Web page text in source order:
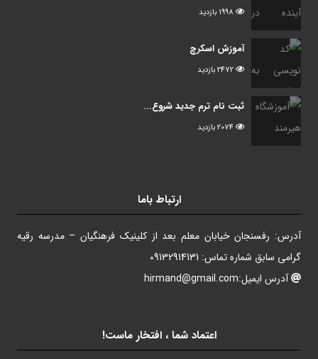
1998 بازدید
آموزش اسکرچ
2472 بازدید
ثبت نام ترم جدید شروع...
2074 بازدید
ارتباط باما
آدرس: رفسنجان خیابان معلم بعد از کلینیک فرهنگیان – مدرسه رقیه
گرامی سابق شماره تماس: 09132914131
آدرس ایمیل:hirmand@gmail.com
اعتماد شما ، افتخار ماست!